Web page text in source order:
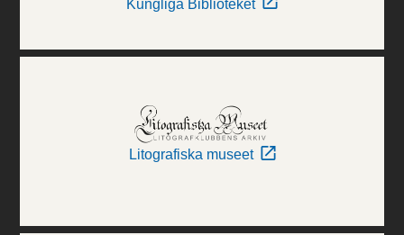
Kungliga Biblioteket
Litografiska museet